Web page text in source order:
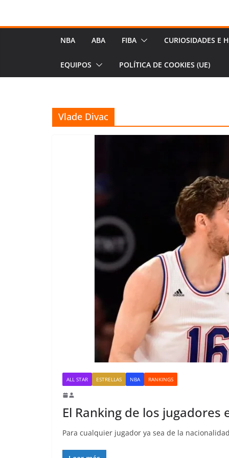
NBA ABA FIBA CURIOSIDADES E
EQUIPOS POLÍTICA DE COOKIES (UE)
Vlade Divac
ALL STAR ESTRELLAS NBA RANKINGS
El Ranking de los
Para cualquier jugador ya sea de la